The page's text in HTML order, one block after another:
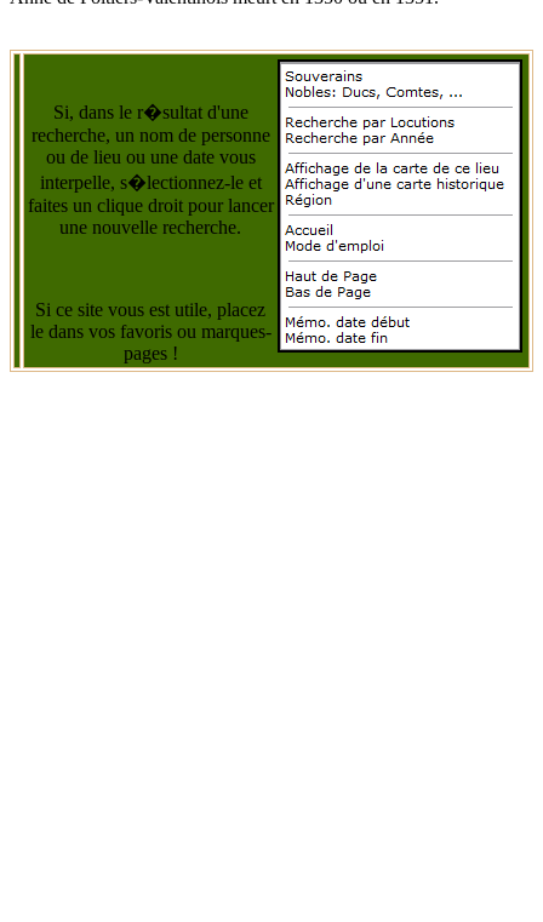
Si, dans le r�sultat d'une
recherche, un nom de personne
ou de lieu ou une date vous
interpelle, s�lectionnez-le et
faites un clique droit pour lancer
une nouvelle recherche.
Si ce site vous est utile, placez
le dans vos favoris ou marques-
pages !